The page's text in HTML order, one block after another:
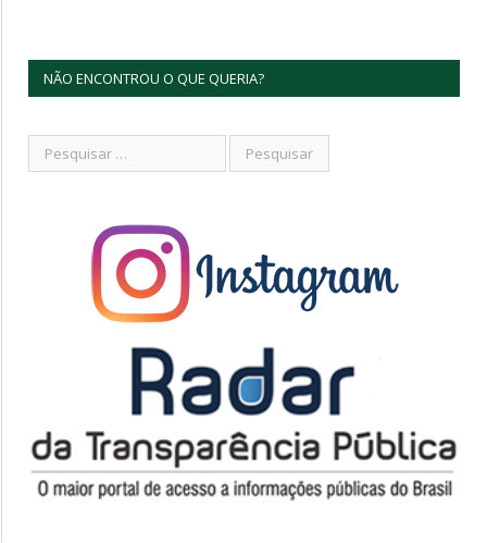
NÃO ENCONTROU O QUE QUERIA?